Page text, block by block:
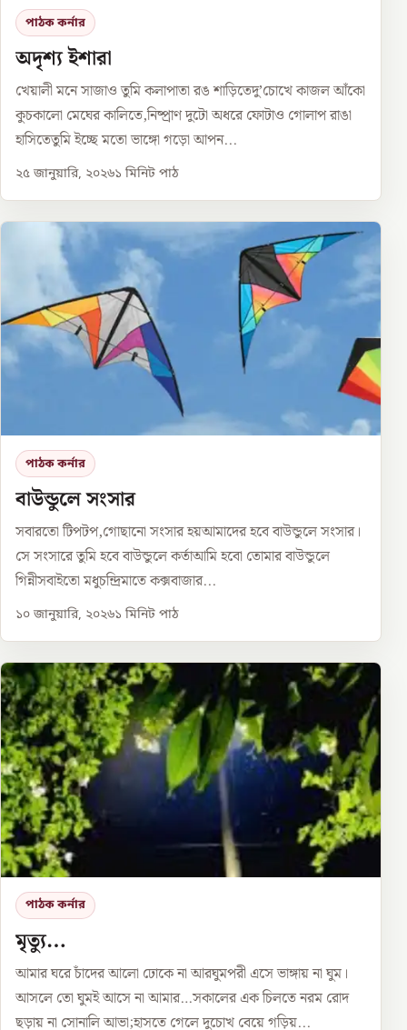
পাঠক কর্নার
অদৃশ্য ইশারা
খেয়ালী মনে সাজাও তুমি কলাপাতা রঙ শাড়িতেদু’চোখে কাজল আঁকো
কুচকালো মেঘের কালিতে,নিষ্প্রাণ দুটো অধরে ফোটাও গোলাপ রাঙা
হাসিতেতুমি ইচ্ছে মতো ভাঙ্গো গড়ো আপন...
২৫ জানুয়ারি, ২০২৬১ মিনিট পাঠ
পাঠক কর্নার
বাউন্ডুলে সংসার
সবারতো টিপটপ,গোছানো সংসার হয়আমাদের হবে বাউন্ডুলে সংসার।
সে সংসারে তুমি হবে বাউন্ডুলে কর্তাআমি হবো তোমার বাউন্ডুলে
গিন্নীসবাইতো মধুচন্দ্রিমাতে কক্সবাজার...
১০ জানুয়ারি, ২০২৬১ মিনিট পাঠ
পাঠক কর্নার
মৃত্যু…
আমার ঘরে চাঁদের আলো ঢোকে না আরঘুমপরী এসে ভাঙ্গায় না ঘুম।
আসলে তো ঘুমই আসে না আমার…সকালের এক চিলতে নরম রোদ
ছড়ায় না সোনালি আভা;হাসতে গেলে দুচোখ বেয়ে গড়িয়...